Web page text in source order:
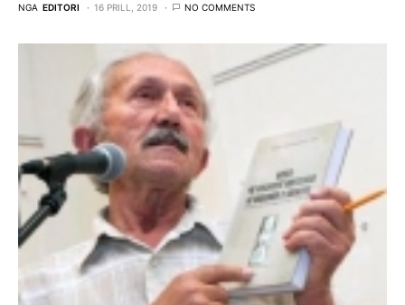
NGA EDITORI 16 PRILL, 2019 NO COMMENTS